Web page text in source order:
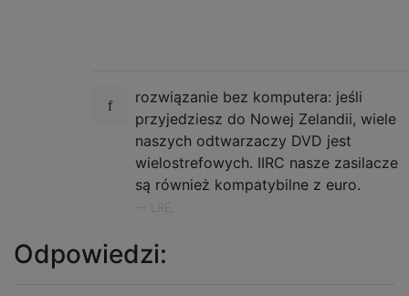
rozwiązanie bez komputera: jeśli
przyjedziesz do Nowej Zelandii, wiele
naszych odtwarzaczy DVD jest
wielostrefowych. IIRC nasze zasilacze
są również kompatybilne z euro.
LRE,
Odpowiedzi: